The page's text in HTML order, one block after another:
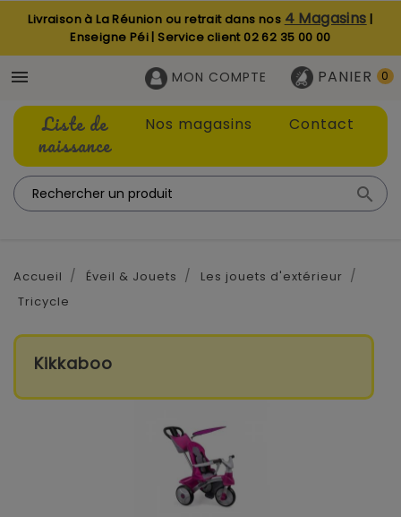
Livraison à La Réunion ou retrait dans nos 4 Magasins |
Enseigne Péi | Service client02 62 35 00 00
 PANIER 0
MON COMPTE
Liste de
naissance
Nos magasins Contact

Accueil Éveil & Jouets
Les jouets d'extérieur
Tricycle
Kikkaboo